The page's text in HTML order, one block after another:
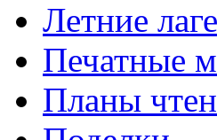
Летние
Печатные
Планы